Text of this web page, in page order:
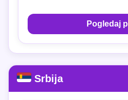
Pogledaj
Srbija